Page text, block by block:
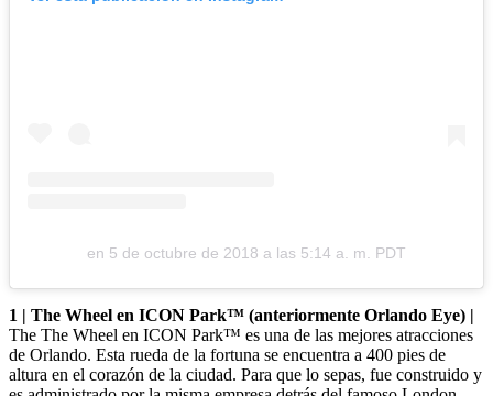
en 5 de octubre de 2018 a las 5:14 a. m. PDT
1 | The Wheel en ICON Park™ (anteriormente Orlando Eye) |
The The Wheel en ICON Park™ es una de las mejores atracciones
de Orlando. Esta rueda de la fortuna se encuentra a 400 pies de
altura en el corazón de la ciudad. Para que lo sepas, fue construido y